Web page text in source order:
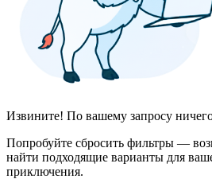
Извините! По вашему запросу
Попробуйте сбросить фильтры —
найти подходящие варианты для
приключения.